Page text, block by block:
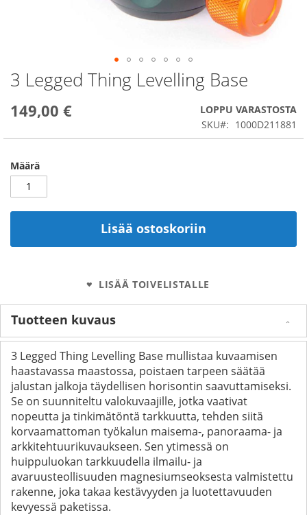
3 Legged Thing Levelling Base
149,00 €
LOPPU VARASTOSTA
SKU
1000D211881
Määrä
Lisää ostoskoriin
LISÄÄ TOIVELISTALLE
Skip
to
beginning
the
gallery
Tuotteen kuvaus
3 Legged Thing Levelling Base mullistaa kuvaamisen
haastavassa maastossa, poistaen tarpeen säätää
jalustan jalkoja täydellisen horisontin saavuttamiseksi.
Se on suunniteltu valokuvaajille, jotka vaativat
nopeutta ja tinkimätöntä tarkkuutta, tehden siitä
korvaamattoman työkalun maisema-, panoraama- ja
arkkitehtuurikuvaukseen. Sen ytimessä on
huippuluokan tarkkuudella ilmailu- ja
avaruusteollisuuden magnesiumseoksesta valmistettu
rakenne, joka takaa kestävyyden ja luotettavuuden
kevyessä paketissa.